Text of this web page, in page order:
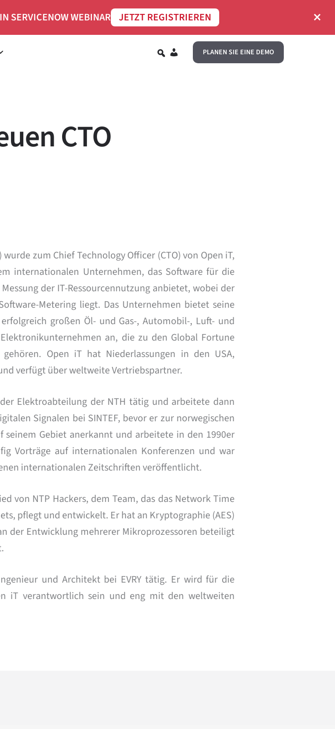
SERVICENOW WEBINAR JETZT REGISTRIEREN ×
PLANEN SIE EINE DEMO
CTO
zum Chief Technology Officer (CTO) von Open iT,
internationalen Unternehmen, das Software für die
der IT-Ressourcennutzung anbietet, wobei der
Metering liegt. Das Unternehmen bietet seine
großen Öl- und Gas-, Automobil-, Luft- und
an, die zu den Global Fortune
gehören. Open iT hat Niederlassungen in den USA,
verfügt über weltweite Vertriebspartner.
Elektroabteilung der NTH tätig und arbeitete dann
Signalen bei SINTEF, bevor er zur norwegischen
Gebiet anerkannt und arbeitete in den 1990er
Vorträge auf internationalen Konferenzen und war
internationalen Zeitschriften veröffentlicht.
von NTP Hackers, dem Team, das das Network Time
pflegt und entwickelt. Er hat an Kryptographie (AES)
der Entwicklung mehrerer Mikroprozessoren beteiligt
und Architekt bei EVRY tätig. Er wird für die
iT verantwortlich sein und eng mit den weltweiten